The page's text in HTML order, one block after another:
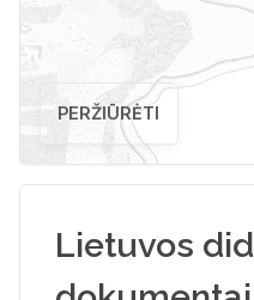
PERŽIŪRĖTI
Lietuvos